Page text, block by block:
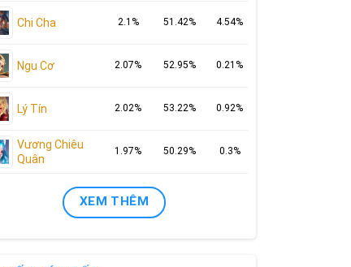
Chi Cha 2.1% 51.42% 4.54%
Ngu Cơ 2.07% 52.95% 0.21%
Lý Tín 2.02% 53.22% 0.92%
Vương Chiêu
Quân
1.97% 50.29% 0.3%
XEM THÊM